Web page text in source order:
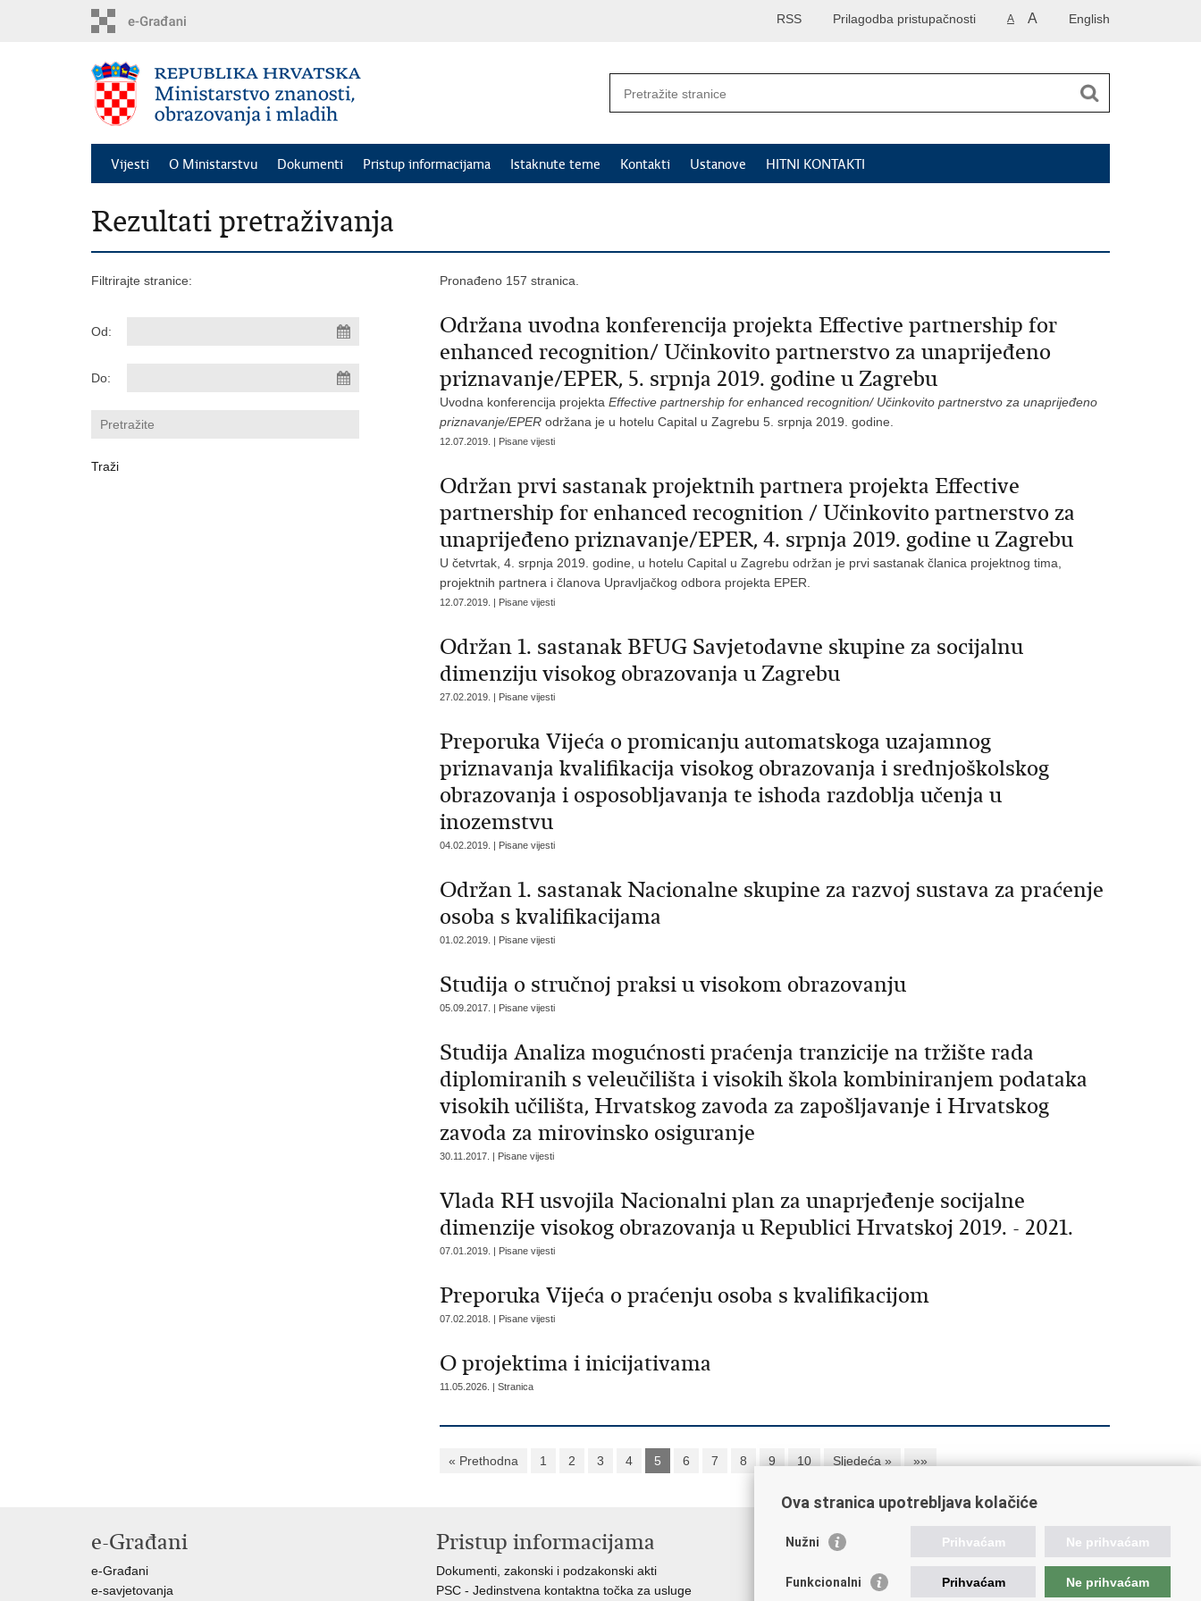
English
A A
Prilagodba pristupačnosti
RSS
Vijesti O Ministarstvu Dokumenti Pristup informacijama Istaknute teme Kontakti Ustanove HITNI KONTAKTI
Rezultati pretraživanja
Filtrirajte stranice:
Od:
Do:
Pronađeno 157 stranica.
Održana uvodna konferencija projekta Effective partnership for
enhanced recognition/ Učinkovito partnerstvo za unaprijeđeno
priznavanje/EPER, 5. srpnja 2019. godine u Zagrebu
Uvodna konferencija projekta Effective partnership for enhanced recognition/ Učinkovito partnerstvo za unaprijeđeno
priznavanje/EPER održana je u hotelu Capital u Zagrebu 5. srpnja 2019. godine.
12.07.2019. | Pisane vijesti
Održan prvi sastanak projektnih partnera projekta Effective
partnership for enhanced recognition / Učinkovito partnerstvo za
unaprijeđeno priznavanje/EPER, 4. srpnja 2019. godine u Zagrebu
U četvrtak, 4. srpnja 2019. godine, u hotelu Capital u Zagrebu održan je prvi sastanak članica projektnog tima,
projektnih partnera i članova Upravljačkog odbora projekta EPER.
12.07.2019. | Pisane vijesti
Održan 1. sastanak BFUG Savjetodavne skupine za socijalnu
dimenziju visokog obrazovanja u Zagrebu
27.02.2019. | Pisane vijesti
Preporuka Vijeća o promicanju automatskoga uzajamnog
priznavanja kvalifikacija visokog obrazovanja i srednjoškolskog
obrazovanja i osposobljavanja te ishoda razdoblja učenja u
inozemstvu
04.02.2019. | Pisane vijesti
Održan 1. sastanak Nacionalne skupine za razvoj sustava za praćenje
osoba s kvalifikacijama
01.02.2019. | Pisane vijesti
Studija o stručnoj praksi u visokom obrazovanju
05.09.2017. | Pisane vijesti
Studija Analiza mogućnosti praćenja tranzicije na tržište rada
diplomiranih s veleučilišta i visokih škola kombiniranjem podataka
visokih učilišta, Hrvatskog zavoda za zapošljavanje i Hrvatskog
zavoda za mirovinsko osiguranje
30.11.2017. | Pisane vijesti
Vlada RH usvojila Nacionalni plan za unaprjeđenje socijalne
dimenzije visokog obrazovanja u Republici Hrvatskoj 2019. - 2021.
07.01.2019. | Pisane vijesti
Preporuka Vijeća o praćenju osoba s kvalifikacijom
07.02.2018. | Pisane vijesti
O projektima i inicijativama
11.05.2026. | Stranica
« Prethodna 1 2 3 4 5 6 7 8 9 10 Sljedeća » »»
e-Građani
e-Građani
e-savjetovanja
Pristup informacijama
Dokumenti, zakonski i podzakonski akti
PSC - Jedinstvena kontaktna točka za usluge
Korisne poveznice
AZOO
Ova stranica upotrebljava kolačiće
Nužni Prihvaćam Ne prihvaćam
Funkcionalni Prihvaćam Ne prihvaćam